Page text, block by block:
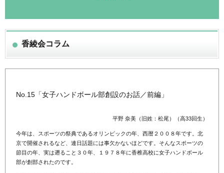
香綾会コラム
No.15「女子ハンドボール部創設のお話／前編」
平野 奈美（旧姓：松尾）（高33回生）
今年は、スポーツの祭典であるオリンピックの年、西暦２００８年です。北
京で開催されるなど、連日話題には事欠かないほどです。そんなスポーツの
節目の年、実は遡ること３０年、１９７８年に香椎高校に女子ハンドボール
部が創部されたのです。